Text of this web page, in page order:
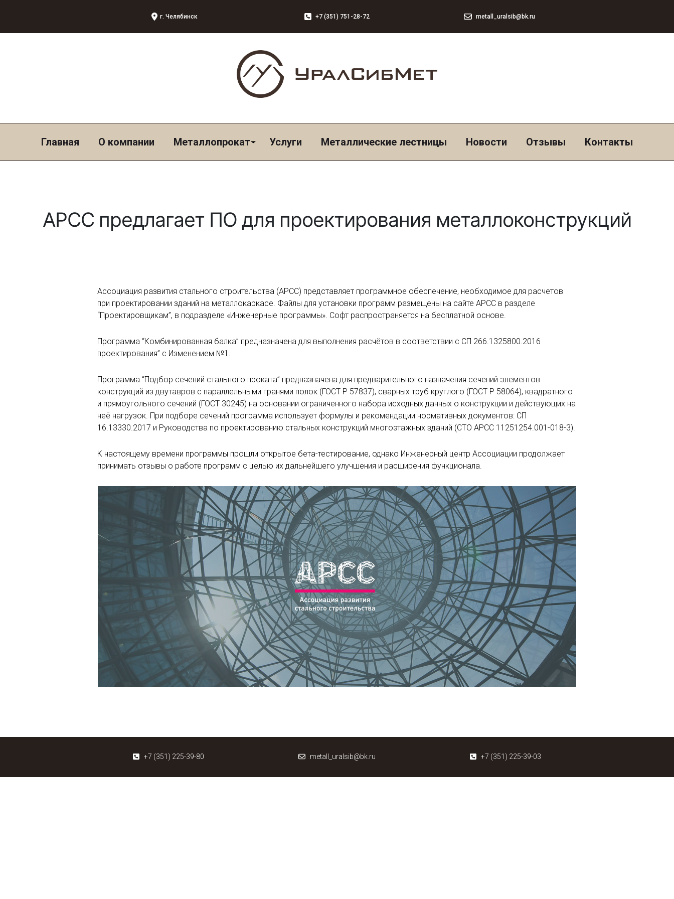
г. Челябинск +7 (351) 751-28-72 metall_uralsib@bk.ru
Главная О компании Металлопрокат Услуги Металлические лестницы Новости Отзывы Контакты
АРСС предлагает ПО для проектирования металлоконструкций
Ассоциация развития стального строительства (АРСС) представляет программное обеспечение, необходимое для расчетов
при проектировании зданий на металлокаркасе. Файлы для установки программ размещены на сайте АРСС в разделе
“Проектировщикам”, в подразделе «Инженерные программы». Софт распространяется на бесплатной основе.
Программа “Комбинированная балка” предназначена для выполнения расчётов в соответствии с СП 266.1325800.2016
проектирования” с Изменением №1.
Программа “Подбор сечений стального проката” предназначена для предварительного назначения сечений элементов
конструкций из двутавров с параллельными гранями полок (ГОСТ Р 57837), сварных труб круглого (ГОСТ Р 58064), квадратного
и прямоугольного сечений (ГОСТ 30245) на основании ограниченного набора исходных данных о конструкции и действующих на
неё нагрузок. При подборе сечений программа использует формулы и рекомендации нормативных документов: СП
16.13330.2017 и Руководства по проектированию стальных конструкций многоэтажных зданий (СТО АРСС 11251254.001-018-3).
К настоящему времени программы прошли открытое бета-тестирование, однако Инженерный центр Ассоциации продолжает
принимать отзывы о работе программ с целью их дальнейшего улучшения и расширения функционала.
+7 (351) 225-39-80 metall_uralsib@bk.ru +7 (351) 225-39-03